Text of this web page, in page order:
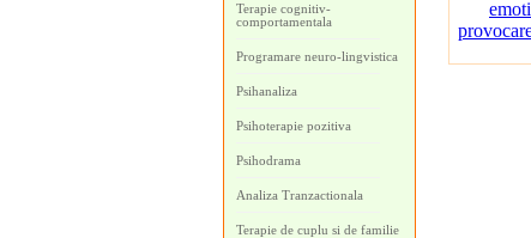
Terapie cognitiv-
comportamentala
Programare neuro-lingvistica
Psihanaliza
Psihoterapie pozitiva
Psihodrama
Analiza Tranzactionala
Terapie de cuplu si de familie